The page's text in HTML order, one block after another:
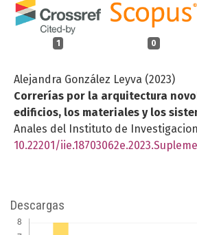
1 0
Alejandra González Leyva (2023)
Correrías por la arquitectura
edificios, los materiales y los
Anales del Instituto de
10.22201/
Descargas